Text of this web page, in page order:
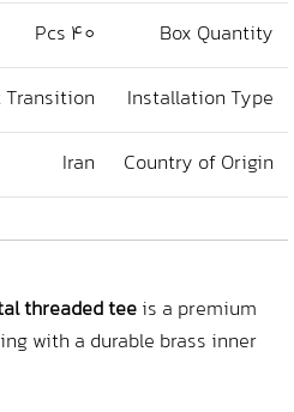
Box Quantity
40 Pcs
Installation Type
Country of Origin
Iran
threaded teeis a premium
with a durable brass inner